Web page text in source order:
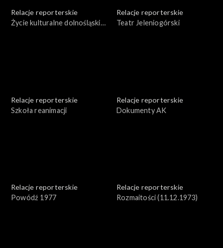
Relacje reporterskie
Życie kulturalne dolnośląskiej
Relacje reporterskie
Teatr Jeleniogórski
Relacje reporterskie
Szkoła reanimacji
Relacje reporterskie
Dokumenty AK
Relacje reporterskie
Powódź 1977
Relacje reporterskie
Rozmaitości (11.12.1973)